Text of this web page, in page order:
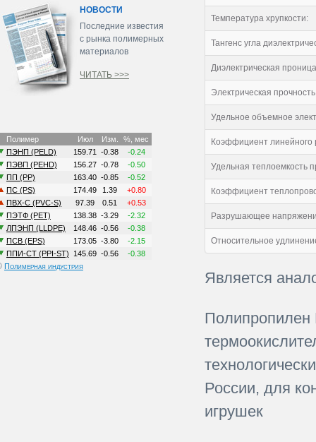
НОВОСТИ
Последние известия
с рынка полимерных
материалов
ЧИТАТЬ >>>
Полимерная индустрия
Температура хрупкости:
Тангенс угла
Диэлектрическая
Электрическая
Удельное объемное
Коэффициент линейного
Удельная теплоемкость
Коэффициент
Разрушающее
Относительное
Является
Полипропилен
России, для
игрушек